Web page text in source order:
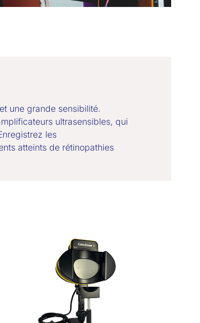
une grande sensibilité.
ultrasensibles, qui
les
atteints de rétinopathies